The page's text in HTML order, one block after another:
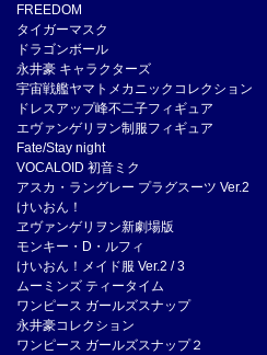
FREEDOM
タイガーマスク
ドラゴンボール
永井豪 キャラクターズ
宇宙戦艦ヤマトメカニックコレクション
ドレスアップ峰不二子フィギュア
エヴァンゲリヲン制服フィギュア
Fate/Stay night
VOCALOID 初音ミク
アスカ・ラングレー プラグスーツ Ver.2
けいおん！
ヱヴァンゲリヲン新劇場版
モンキー・D・ルフィ
けいおん！メイド服 Ver.2 / 3
ムーミンズ ティータイム
ワンピース ガールズスナップ
永井豪コレクション
ワンピース ガールズスナップ２